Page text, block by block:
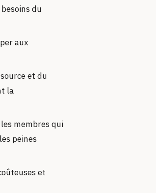
du
aux
et du
la
membres qui
peines
et